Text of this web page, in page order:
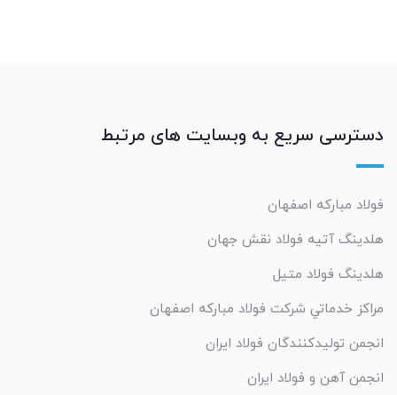
دسترسی سریع به وبسایت های مرتبط
فولاد مبارکه اصفهان
هلدینگ آتیه فولاد نقش جهان
هلدینگ فولاد متیل
مراکز خدماتي شرکت فولاد مبارکه اصفهان
انجمن تولیدکنندگان فولاد ایران
انجمن آهن و فولاد ایران